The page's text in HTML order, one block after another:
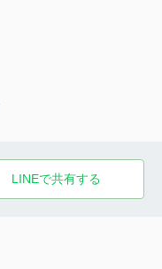
LINEで共有する